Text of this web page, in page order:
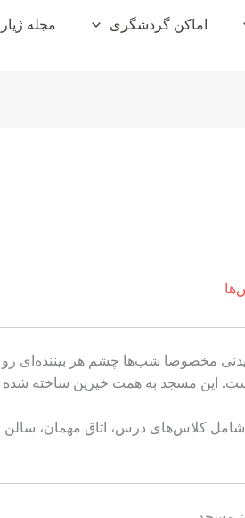
اماکن گردشگری مجله ژیار
مخصوصا شب‌ها چشم هر بیننده‌ای